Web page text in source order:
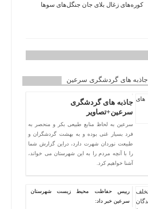
کوره‌های زغال بلای جان جنگل‌های سوها
جاذبه های گردشگری سرعین
جاذبه های گردشگری
سرعین+تصاویر
سرعین به لحاظ منابع طبیعی بکر و منحصر به
فرد بسیار غنی بوده و به بهشت گردشگران و
طبیعت نوردان شهرت دارد، دراین گزارش شما
را با آنچه مردم را به این شهرستان می خواند،
آشنا خواهیم کرد.
رییس حفاظت محیط زیست شهرستان
سرعین خبر داد: